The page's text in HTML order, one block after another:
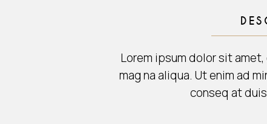
Lorem ipsum dolor sit
mag na aliqua. Ut enim ad
conseq at